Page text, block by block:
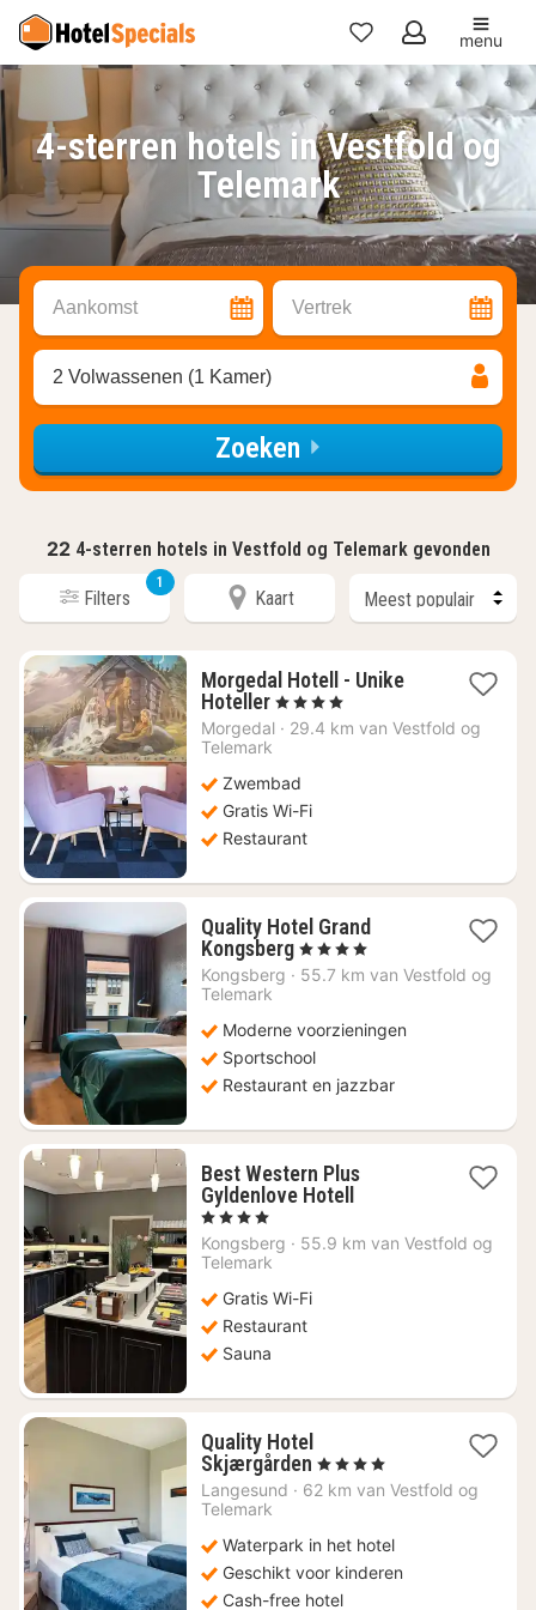
Mijn
favorieten
menu
4-sterren hotels in Vestfold og
Telemark
Aankomst Vertrek
2 Volwassenen (1 Kamer)
Zoeken
22 4-sterren hotels in Vestfold og Telemark gevonden
Filters
1
Kaart
Morgedal Hotell - Unike
Hoteller1
nacht
186,63
, 4 Sterren
Morgedal · 29.4 km van Vestfold og
Telemark
Zwembad
Gratis Wi-Fi
Restaurant
Quality Hotel Grand
Kongsberg1
nacht
154,46
, 4 Sterren
Kongsberg · 55.7 km van Vestfold og
Telemark
Moderne voorzieningen
Sportschool
Restaurant en jazzbar
Best Western Plus
Gyldenlove Hotell 1
vanaf
, 4 Sterren
Kongsberg · 55.9 km van Vestfold og
Telemark
Gratis Wi-Fi
Restaurant
Sauna
Quality Hotel
Skjærgården 1
nacht
140,01
, 4 Sterren
Langesund · 62 km van Vestfold og
Telemark
Waterpark in het hotel
Geschikt voor kinderen
Cash-free hotel